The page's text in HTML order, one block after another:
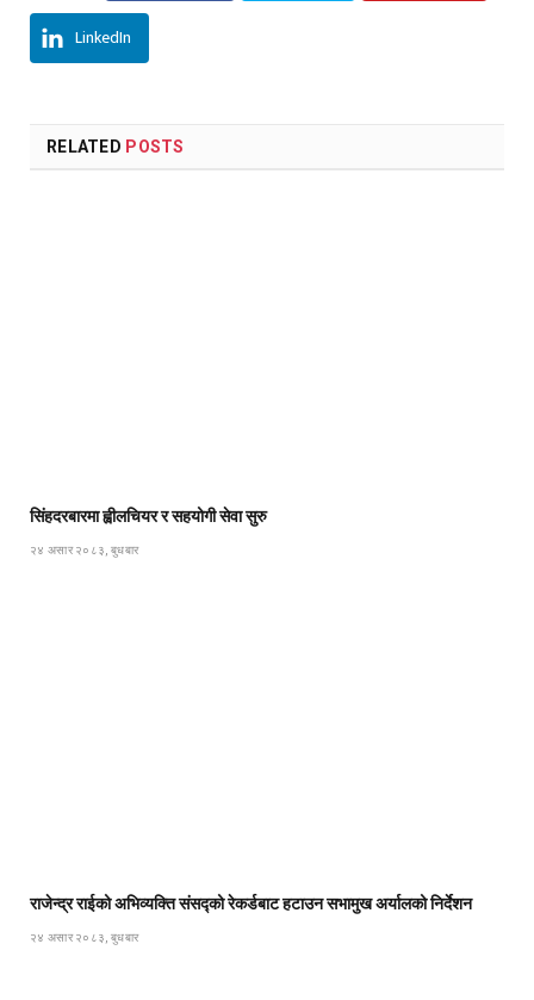
LinkedIn
RELATED POSTS
सिंहदरबारमा ह्वीलचियर र सहयोगी सेवा सुरु
२४ असार २०८३, बुधबार
राजेन्द्र राईको अभिव्यक्ति संसद्को रेकर्डबाट हटाउन सभामुख अर्यालको निर्देशन
२४ असार २०८३, बुधबार